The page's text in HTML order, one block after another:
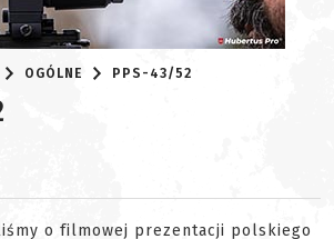
OGÓLNE PPS-43/52
o filmowej prezentacji polskiego